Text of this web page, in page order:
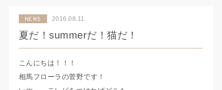
NEWS 2016.08.11
夏だ！summerだ！猫だ！
こんにちは！！！
相馬フローラの菅野です！